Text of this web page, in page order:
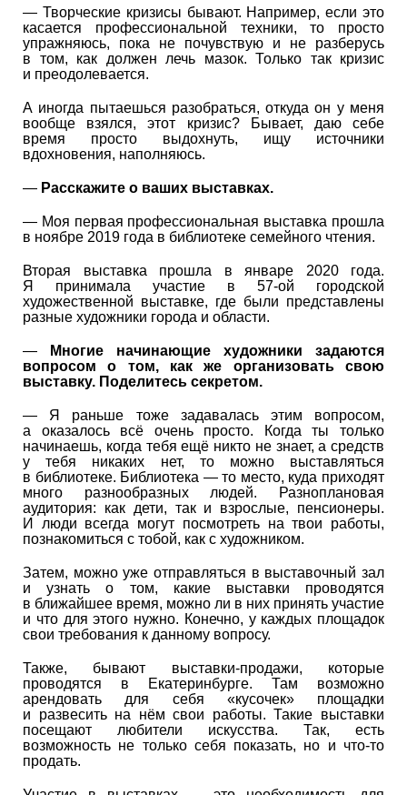
— Творческие кризисы бывают. Например, если это
касается профессиональной техники, то просто
упражняюсь, пока не почувствую и не разберусь
в том, как должен лечь мазок. Только так кризис
и преодолевается.
А иногда пытаешься разобраться, откуда он у меня
вообще взялся, этот кризис? Бывает, даю себе
время просто выдохнуть, ищу источники
вдохновения, наполняюсь.
— Расскажите о ваших выставках.
— Моя первая профессиональная выставка прошла
в ноябре 2019 года в библиотеке семейного чтения.
Вторая выставка прошла в январе 2020 года.
Я принимала участие в 57-ой городской
художественной выставке, где были представлены
разные художники города и области.
—
Многие начинающие художники задаются
вопросом о том, как же организовать свою
выставку. Поделитесь секретом.
— Я раньше тоже задавалась этим вопросом,
а оказалось всё очень просто. Когда ты только
начинаешь, когда тебя ещё никто не знает, а средств
у тебя никаких нет, то можно выставляться
в библиотеке. Библиотека — то место, куда приходят
много разнообразных людей. Разноплановая
аудитория: как дети, так и взрослые, пенсионеры.
И люди всегда могут посмотреть на твои работы,
познакомиться с тобой, как с художником.
Затем, можно уже отправляться в выставочный зал
и узнать о том, какие выставки проводятся
в ближайшее время, можно ли в них принять участие
и что для этого нужно. Конечно, у каждых площадок
свои требования к данному вопросу.
Также, бывают выставки-продажи, которые
проводятся в Екатеринбурге. Там возможно
арендовать для себя «кусочек» площадки
и развесить на нём свои работы. Такие выставки
посещают любители искусства. Так, есть
возможность не только себя показать, но и что-то
продать.